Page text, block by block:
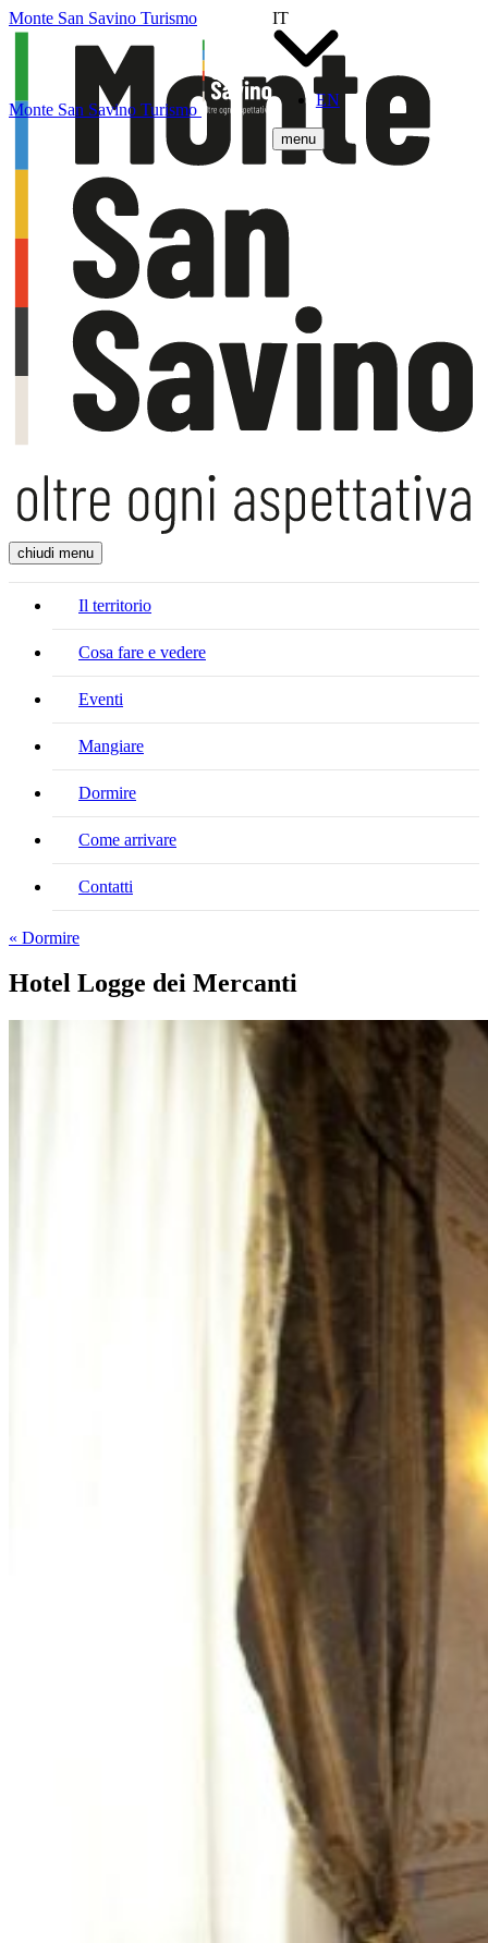
Monte San Savino Turismo
IT
EN
menu
Monte San Savino Turismo
chiudi menu
Il territorio
Cosa fare e vedere
Eventi
Mangiare
Dormire
Come arrivare
Contatti
« Dormire
Hotel Logge dei Mercanti